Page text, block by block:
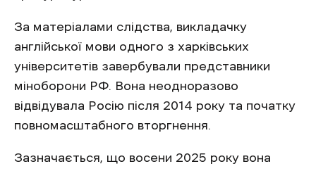
За матеріалами слідства, викладачку
англійської мови одного з харківських
університетів завербували представники
міноборони РФ. Вона неодноразово
відвідувала Росію після 2014 року та початку
повномасштабного вторгнення.
Зазначається, що восени 2025 року вона